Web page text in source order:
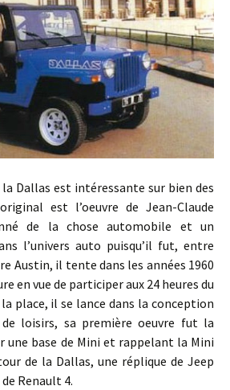
est intéressante sur bien des
est l’oeuvre de Jean-Claude
de la chose automobile et un
l’univers auto puisqu’il fut, entre
Austin, il tente dans les années 1960
en vue de participer aux 24 heures du
la place, il se lance dans la conception
loisirs, sa première oeuvre fut la
une base de Mini et rappelant la Mini
de la Dallas, une réplique de Jeep
Renault 4.